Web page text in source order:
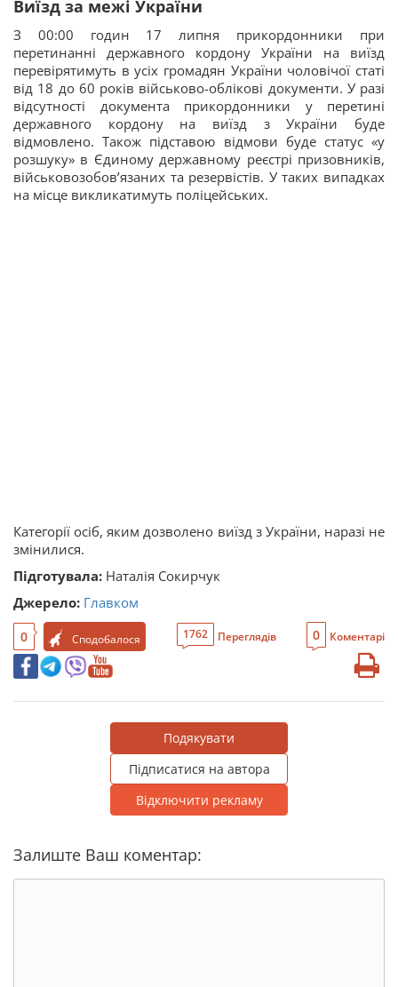
Виїзд за межі України
З 00:00 годин 17 липня прикордонники при
перетинанні державного кордону України на виїзд
перевірятимуть в усіх громадян України чоловічої статі
від 18 до 60 років військово-облікові документи. У разі
відсутності документа прикордонники у перетині
державного кордону на виїзд з України буде
відмовлено. Також підставою відмови буде статус «у
розшуку» в Єдиному державному реєстрі призовників,
військовозобов’язаних та резервістів. У таких випадках
на місце викликатимуть поліцейських.
Категорії осіб, яким дозволено виїзд з України, наразі не
змінилися.
Підготувала: Наталія Сокирчук
Джерело: Главком
0 Сподобалося 1762 Переглядів 0 Коментарі
Подякувати
Підписатися на автора
Відключити рекламу
Залиште Ваш коментар: